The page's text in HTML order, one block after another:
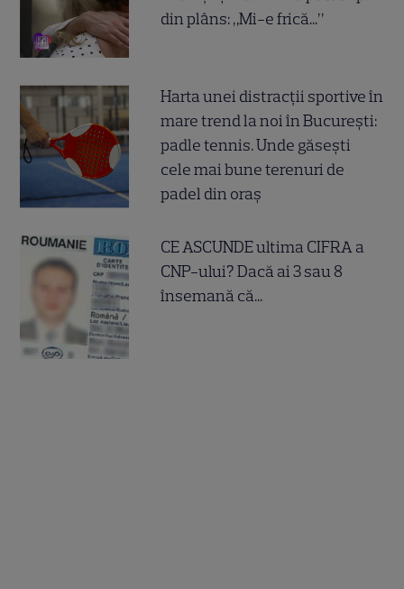
din plâns: „Mi-e frică...”
Harta unei distracții sportive în
mare trend la noi în București:
padle tennis. Unde găsești
cele mai bune terenuri de
padel din oraș
CE ASCUNDE ultima CIFRA a
CNP-ului? Dacă ai 3 sau 8
însemană că...